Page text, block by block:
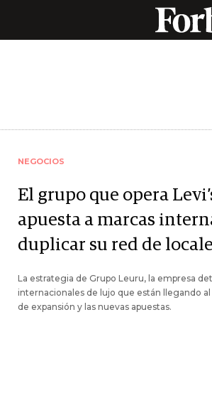
NEGOCIOS
El grupo que opera
apuesta a marcas
duplicar su red de
La estrategia de Grupo Leuru, la empresa
internacionales de lujo que están llegando al
de expansión y las nuevas apuestas.